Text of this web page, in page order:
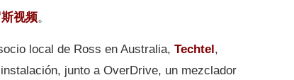
视频。
local de Ross en Australia, Techtel,
junto a OverDrive, un mezclador